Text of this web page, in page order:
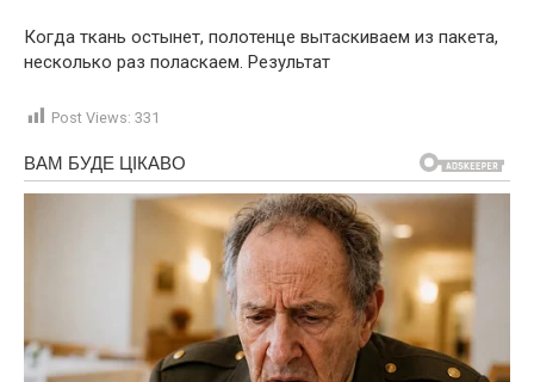
Когда ткань остынет, полотенце вытаскиваем из пакета,
несколько раз поласкаем. Результат
Post Views: 331